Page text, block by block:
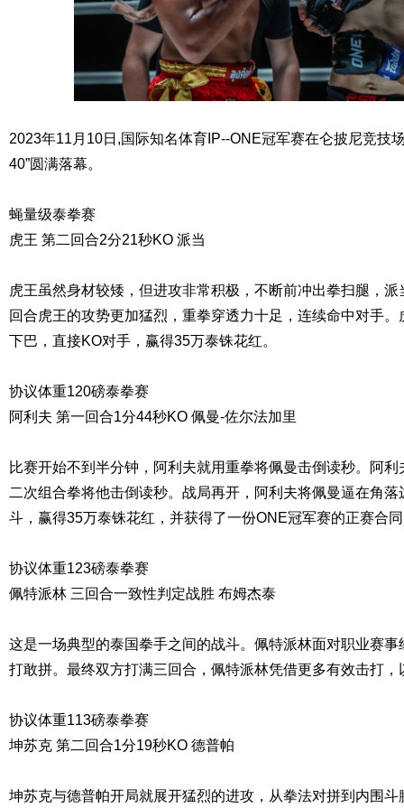
2023年11月10日,国际知名体育IP--ONE冠军赛在仑披尼竞技
40”圆满落幕。
蝇量级泰拳赛
虎王 第二回合2分21秒KO 派当
虎王虽然身材较矮，但进攻非常积极，不断前冲出拳扫腿，
回合虎王的攻势更加猛烈，重拳穿透力十足，连续命中对手
下巴，直接KO对手，赢得35万泰铢花红。
协议体重120磅泰拳赛
阿利夫 第一回合1分44秒KO 佩曼-佐尔法加里
比赛开始不到半分钟，阿利夫就用重拳将佩曼击倒读秒。阿
二次组合拳将他击倒读秒。战局再开，阿利夫将佩曼逼在角
斗，赢得35万泰铢花红，并获得了一份ONE冠军赛的正赛合
协议体重123磅泰拳赛
佩特派林 三回合一致性判定战胜 布姆杰泰
这是一场典型的泰国拳手之间的战斗。佩特派林面对职业赛
打敢拼。最终双方打满三回合，佩特派林凭借更多有效击打
协议体重113磅泰拳赛
坤苏克 第二回合1分19秒KO 德普帕
坤苏克与德普帕开局就展开猛烈的进攻，从拳法对拼到内围